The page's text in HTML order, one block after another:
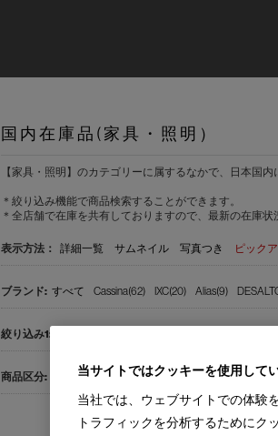
国内在庫品(家具・照明）
【家具・照明】のカテゴリーに属するなかで、日本国内
＊絞り込み機能で商品検索することができます。
＊全店舗で在庫を共有しておりますので、最新の在庫状
表示方法： 詳細一覧 サムネイル 写真つき ピック
すべて Cassina(62) IXC(20) Alias(9)
すべて 国内在庫品(8) 【納期 1-2週間】(8)
当サイトではクッキーを使用して
当社では、ウェブサイトでの体験
トラフィックを分析するためにク